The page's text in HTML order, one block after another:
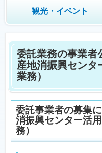
観光・イベント
委託業務の事業者
産地消振興センタ
業務）
委託事業者の募集
消振興センター活
務）